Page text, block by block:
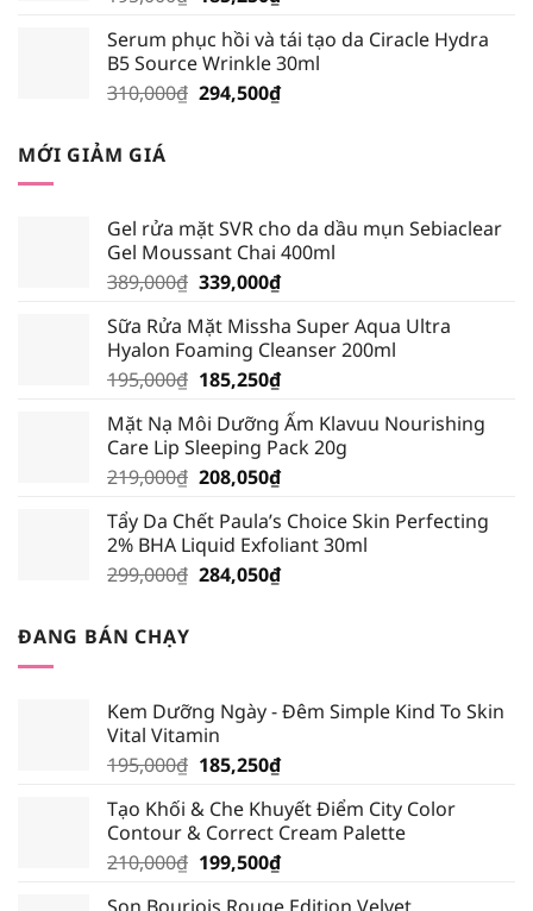
là:
195,000₫.
tại
là:
185,250₫.
Serum phục hồi và tái tạo da Ciracle Hydra
B5 Source Wrinkle 30ml
310,000₫ Giá
294,500₫Giá
MỚI GIẢM GIÁ
Gel rửa mặt SVR cho da dầu mụn Sebiaclear
Gel Moussant Chai 400ml
389,000₫ Giá
là:
389,000₫.
339,000₫Giá
tại
là:
339,000₫.
Sữa Rửa Mặt Missha Super Aqua Ultra
Hyalon Foaming Cleanser 200ml
195,000₫ Giá
là:
195,000₫.
185,250₫Giá
tại
là:
185,250₫.
Mặt Nạ Môi Dưỡng Ẩm Klavuu Nourishing
Care Lip Sleeping Pack 20g
219,000₫ Giá
là:
219,000₫.
208,050₫Giá
tại
là:
208,050₫.
Tẩy Da Chết Paula’s Choice Skin Perfecting
2% BHA Liquid Exfoliant 30ml
299,000₫ Giá
284,050₫Giá
ĐANG BÁN CHẠY
Kem Dưỡng Ngày - Đêm Simple Kind To Skin
Vital Vitamin
195,000₫ Giá
là:
195,000₫.
185,250₫Giá
tại
là:
185,250₫.
Tạo Khối & Che Khuyết Điểm City Color
Contour & Correct Cream Palette
210,000₫ Giá
199,500₫Giá